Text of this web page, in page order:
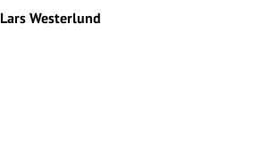
Lars Westerlund